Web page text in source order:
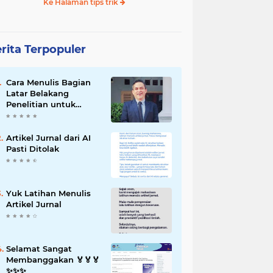
Ke Halaman tips trik
Terpopuler
Cara Menulis Bagian
Latar Belakang
Penelitian untuk
Proposal Skripsi
Artikel Jurnal dari AI
Pasti Ditolak
Yuk Latihan Menulis
Artikel Jurnal
Selamat Sangat
Membanggakan 🏅🏅🏅
✨️✨️✨️